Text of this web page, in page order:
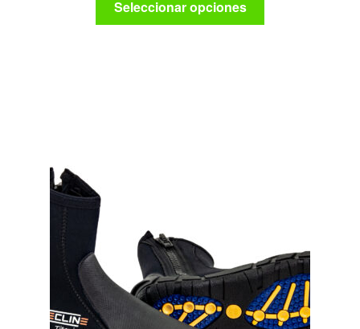
Seleccionar opciones
de
producto